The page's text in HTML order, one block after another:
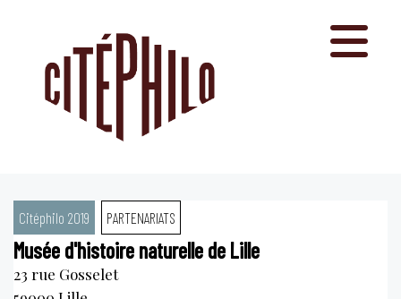
Citéphilo 2019 PARTENARIATS
Musée d'histoire naturelle de Lille
23 rue Gosselet